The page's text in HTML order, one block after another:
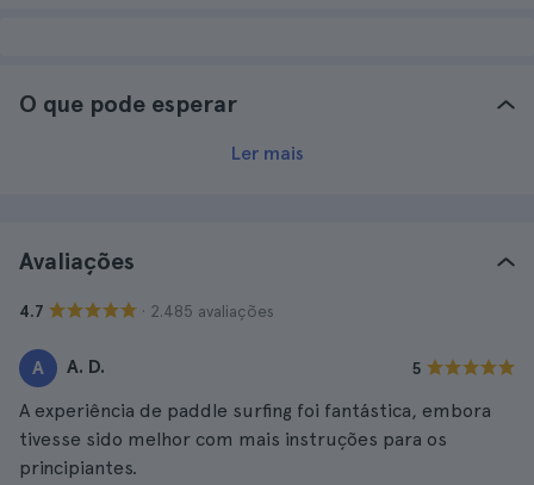
O que pode esperar
Ler mais
Avaliações
4.7 · 2.485 avaliações
A A. D. 5
A experiência de paddle surfing foi fantástica, embora
tivesse sido melhor com mais instruções para os
principiantes.